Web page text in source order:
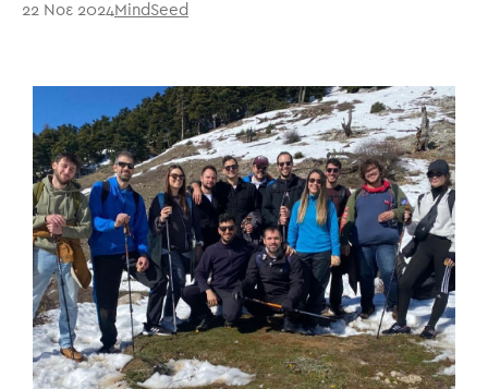
22 Νοε 2024MindSeed